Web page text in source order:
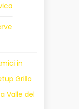
in
Grillo
Valle del